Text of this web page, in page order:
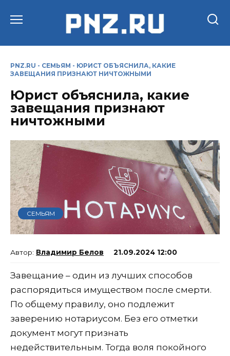
PNZ.RU - СЕМЬЯМ - ЮРИСТ ОБЪЯСНИЛА, КАКИЕ
ЗАВЕЩАНИЯ ПРИЗНАЮТ НИЧТОЖНЫМИ
Юрист объяснила, какие
завещания признают
ничтожными
СЕМЬЯМ
Владимир Белов 21.09.2024 12:00
Завещание – один из лучших способов
распорядиться имуществом после смерти.
По общему правилу, оно подлежит
заверению нотариусом. Без его отметки
документ могут признать
недействительным. Тогда воля покойного